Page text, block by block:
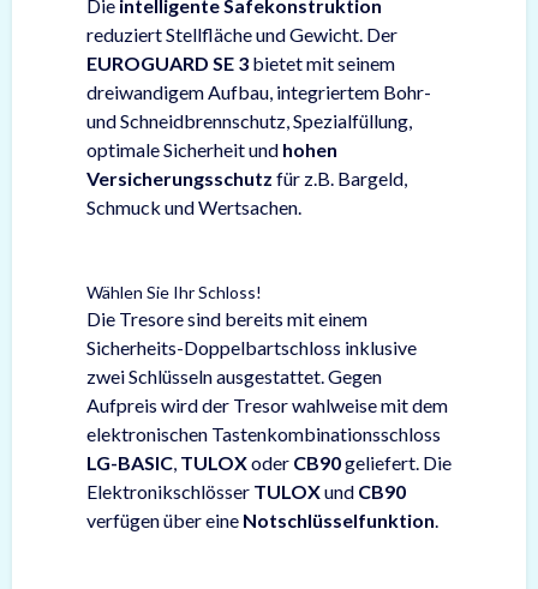
Die intelligente Safekonstruktion
reduziert Stellfläche und Gewicht. Der
EUROGUARD SE 3 bietet mit seinem
dreiwandigem Aufbau, integriertem Bohr-
und Schneidbrennschutz, Spezialfüllung,
optimale Sicherheit und hohen
Versicherungsschutz für z.B. Bargeld,
Schmuck und Wertsachen.
Wählen Sie Ihr Schloss!
Die Tresore sind bereits mit einem
Sicherheits-Doppelbartschloss inklusive
zwei Schlüsseln ausgestattet. Gegen
Aufpreis wird der Tresor wahlweise mit dem
elektronischen Tastenkombinationsschloss
LG-BASIC TULOXoder CB90geliefert. Die
Elektronikschlösser TULOXund CB90
verfügen über eine Notschlüsselfunktion